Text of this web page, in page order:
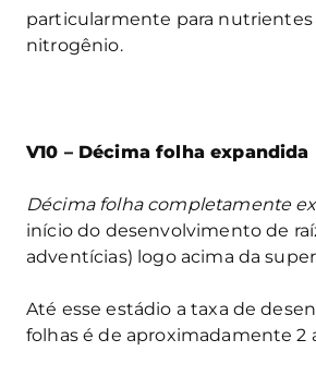
particularmente para nutrientes
nitrogênio.
V10 – Décima folha expandida
Décima folha completamente
início do desenvolvimento de
adventícias) logo acima da
Até esse estádio a taxa de
folhas é de aproximadamente 2